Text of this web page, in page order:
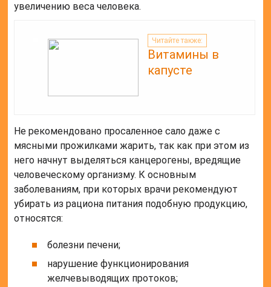
увеличению веса человека.
Читайте также:
Витамины в
капусте
Не рекомендовано просаленное сало даже с
мясными прожилками жарить, так как при этом из
него начнут выделяться канцерогены, вредящие
человеческому организму. К основным
заболеваниям, при которых врачи рекомендуют
убирать из рациона питания подобную продукцию,
относятся:
болезни печени;
нарушение функционирования
желчевыводящих протоков;